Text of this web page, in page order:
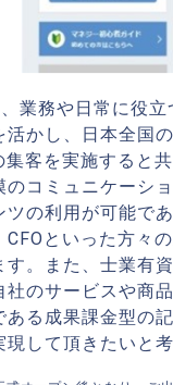
業務や日常に役
かし、日本全国
客を実施すると
コミュニケーシ
の利用が可能で
といった方々
。また、士業有
のサービスや商
る成果課金型の
して頂きたいと考